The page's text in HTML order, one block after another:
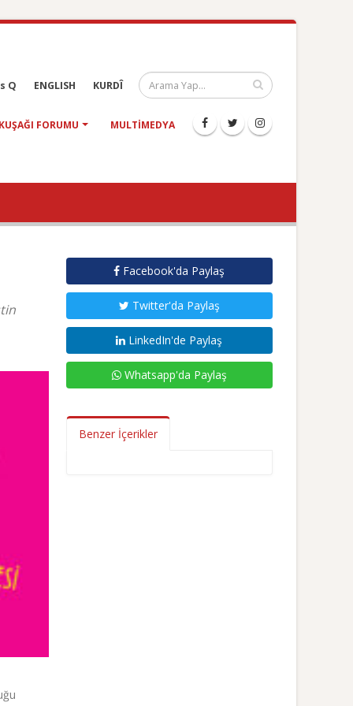
Q ENGLISH KURDÎ
FORUMU MULTIMEDYA
Facebook'da Paylaş
Twitter'da Paylaş
LinkedIn'de Paylaş
Whatsapp'da Paylaş
Benzer İçerikler